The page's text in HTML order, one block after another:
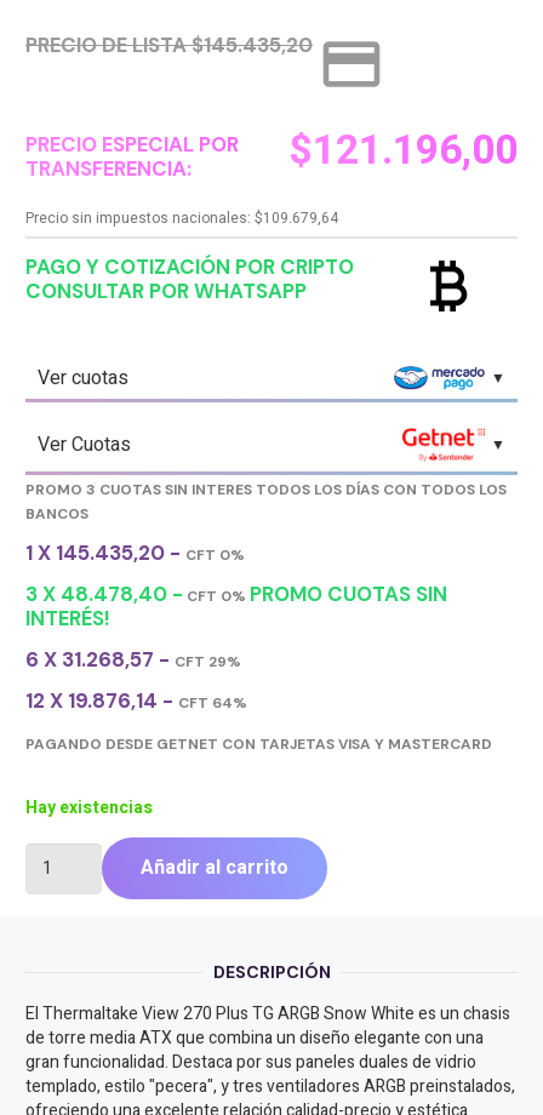
PRECIO DE LISTA $145.435,20 credit_card
PRECIO ESPECIAL POR
TRANSFERENCIA:
$121.196,00
Precio sin impuestos nacionales: $109.679,64
PAGO Y COTIZACIÓN POR CRIPTO
CONSULTAR POR WHATSAPP
currency_bitcoin
Ver cuotas
Ver Cuotas
PROMO 3 CUOTAS SIN INTERES TODOS LOS DÍAS CON TODOS LOS
BANCOS
1 X 145.435,20 - CFT 0%
3 X 48.478,40 - CFT 0% PROMO CUOTAS SIN
INTERÉS!
6 X 31.268,57 - CFT 29%
12 X 19.876,14 - CFT 64%
PAGANDO DESDE GETNET CON TARJETAS VISA Y MASTERCARD
Hay existencias
THERMALTAKE
VIEW
SNOW
WHITE
TEMPERED
GLASS
Añadir al carrito
DESCRIPCIÓN
El Thermaltake View 270 Plus TG ARGB Snow White es un chasis
de torre media ATX que combina un diseño elegante con una
gran funcionalidad. Destaca por sus paneles duales de vidrio
templado, estilo "pecera", y tres ventiladores ARGB preinstalados,